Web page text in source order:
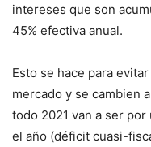
intereses que son
45% efectiva anual.
Esto se hace para
mercado y se cambien
todo 2021 van a ser
el año (déficit cuasi-